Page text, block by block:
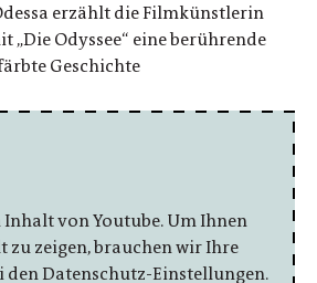
erzählt die Filmkünstlerin
„Die Odyssee“ eine berührende
Geschichte
von Youtube. Um Ihnen
zu zeigen, brauchen wir Ihre
den Datenschutz-Einstellungen.